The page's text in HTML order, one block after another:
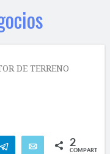
DE TERRENO
Telegram Email 2
COMPARTIR